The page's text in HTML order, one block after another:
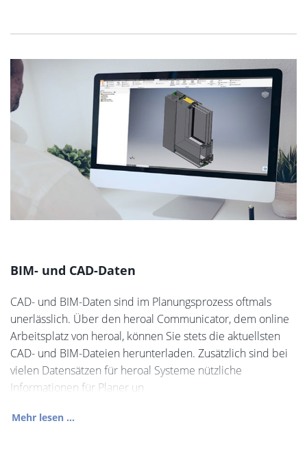
BIM- und CAD-Daten
CAD- und BIM-Daten sind im Planungsprozess oftmals
unerlässlich. Über den heroal Communicator, dem online
Arbeitsplatz von heroal, können Sie stets die aktuellsten
CAD- und BIM-Dateien herunterladen. Zusätzlich sind bei
vielen Datensätzen für heroal Systeme nützliche
Informationen für Planer un
Mehr lesen ...